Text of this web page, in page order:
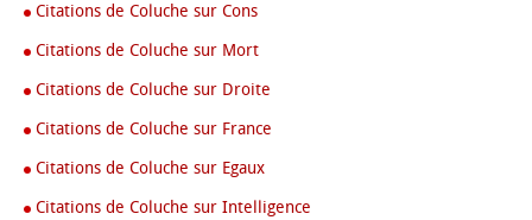
Citations de Coluche sur Cons
Citations de Coluche sur Mort
Citations de Coluche sur Droite
Citations de Coluche sur France
Citations de Coluche sur Egaux
Citations de Coluche sur Intelligence